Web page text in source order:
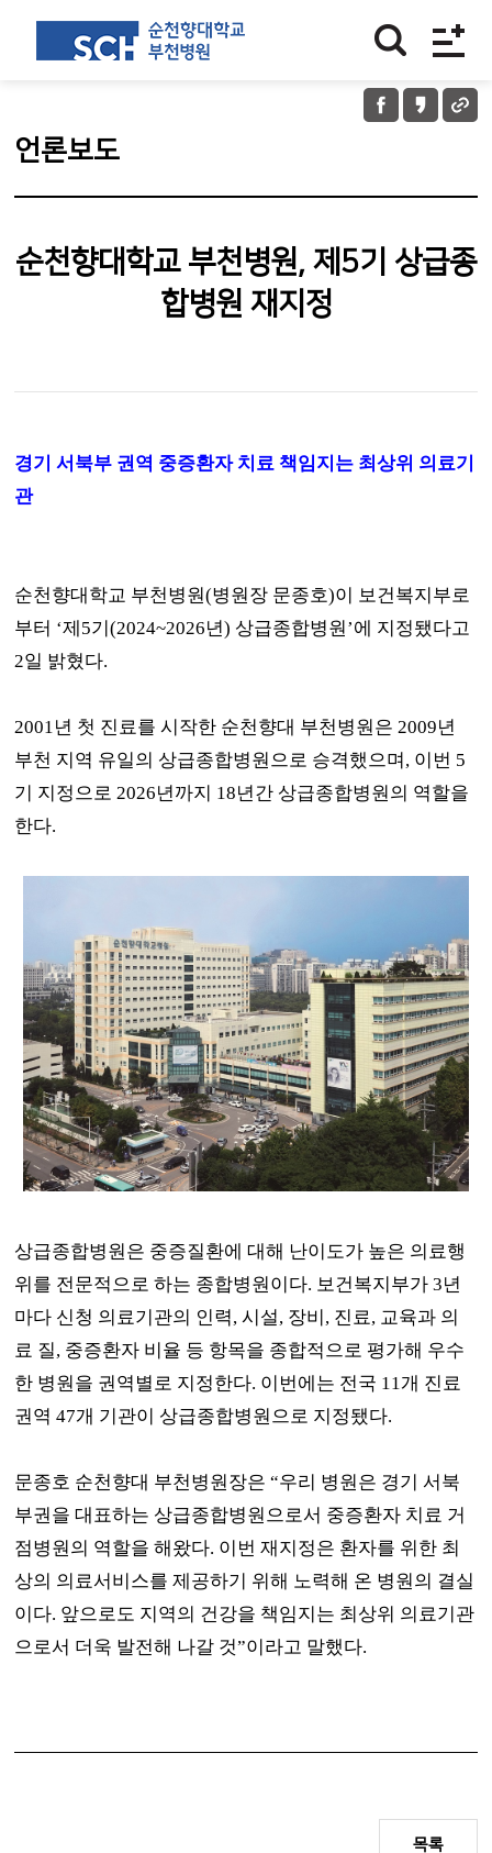
언론보도
순천향대학교 부천병원, 제5기 상급종
합병원 재지정
경기 서북부 권역 중증환자 치료 책임지는 최상위 의료기
관
순천향대학교 부천병원(병원장 문종호)이 보건복지부로
부터 ‘제 5기(2024~2026년) 상급종합병원’에 지정됐다고
2일 밝혔다.
2001년 첫 진료를 시작한 순천향대 부천병원은2009년
부천 지역 유일의 상급종합병원으로 승격했으며 , 이번 5
기 지정으로2026년까지 18년간 상급종합병원의 역할을
한다.
상급종합병원은 중증질환에 대해 난이도가 높은 의료행
위를 전문적으로 하는 종합병원이다. 보건복지부가3년
마다 신청 의료기관의 인력,시설, 장비 , 진료, 교육과 의
료 질, 중증환자 비율 등 항목을 종합적으로 평가해 우수
한 병원을 권역별로 지정한다. 이번에는 전국 11개 진료
권역47개 기관이 상급종합병원으로 지정됐다.
문종호 순천향대 부천병원장은“우리 병원은 경기 서북
부권을 대표하는 상급종합병원으로서 중증환자 치료 거
점병원의 역할을 해왔다. 이번 재지정은 환자를 위한 최
상의 의료서비스를 제공하기 위해 노력해 온 병원의 결실
이다. 앞으로도 지역의 건강을 책임지는 최상위 의료기관
으로서 더욱 발전해 나갈 것”이라고 말했다.
목록